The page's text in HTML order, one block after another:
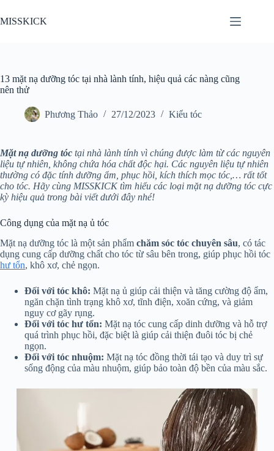
đến
phần
MISSKICK
13 mặt nạ dưỡng tóc tại nhà lành tính, hiệu quả các nàng cũng
nên thử
Phương Thảo 27/12/2023 Kiểu tóc
Mặt nạ dưỡng tóc tại nhà lành tính vì chúng được làm từ các nguyên
liệu tự nhiên, không chứa hóa chất độc hại. Các nguyên liệu tự nhiên
thường có đặc tính dưỡng ẩm, phục hồi, kích thích mọc tóc,… rất tốt
cho tóc. Hãy cùng MISSKICK tìm hiểu các loại mặt nạ dưỡng tóc cực
kỳ hiệu quả trong bài viết dưới đây nhé!
Công dụng của mặt nạ ủ tóc
Mặt nạ dưỡng tóc là một sản phẩm chăm sóc tóc chuyên sâu, có tác
dụng cung cấp dưỡng chất cho tóc từ sâu bên trong, giúp phục hồi tóc
hư tổn, khô xơ, chẻ ngọn.
Đối với tóc khô: Mặt nạ ủ giúp cải thiện và tăng cường độ ẩm,
ngăn chặn tình trạng khô xơ, tĩnh điện, xoăn cứng, và giảm
nguy cơ gãy rụng.
Đối với tóc hư tổn: Mặt nạ tóc cung cấp dinh dưỡng và hỗ trợ
quá trình phục hồi, đặc biệt là giúp cải thiện đuôi tóc bị chẻ
ngọn.
Đối với tóc nhuộm: Mặt nạ tóc đồng thời tái tạo và duy trì sự
sống động của màu nhuộm, giúp bảo toàn độ bền của màu sắc.